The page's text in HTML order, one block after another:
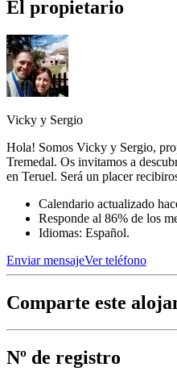
El propietario
Vicky y Sergio
Hola! Somos Vicky y Sergio,
Tremedal. Os invitamos a
en Teruel. Será un placer
Calendario actualizado
Responde al 86% de los
Idiomas: Español.
Enviar mensajeVer teléfono
Comparte este
Nº de registro